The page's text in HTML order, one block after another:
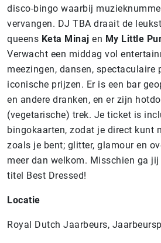
disco-bingo waarbij
vervangen. DJ TBA draait de
queens Keta Minaj en My Little
Verwacht een middag vol
meezingen, dansen, spectaculaire
iconische prijzen. Er is een bar
en andere dranken, en er zijn
(vegetarische) trek. Je ticket is
bingokaarten, zodat je direct kunt
zoals je bent; glitter, glamour en
meer dan welkom. Misschien ga
titel Best Dressed!
Locatie
Royal Dutch Jaarbeurs,